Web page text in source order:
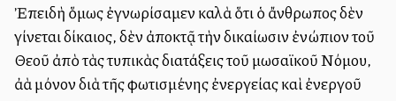
Ἐπειδὴ ὅμως ἐγνωρίσαμεν καλὰ ὅτι ὁ ἄνθρωπος δὲν
γίνεται δίκαιος, δὲν ἀποκτᾷ τὴν δικαίωσιν ἐνώπιον τοῦ
Θεοῦ ἀπὸ τὰς τυπικὰς διατάξεις τοῦ μωσαϊκοῦ Νόμου,
ἀλλὰ μόνον διὰ τῆς φωτισμένης ἐνεργείας καὶ ἐνεργοῦ